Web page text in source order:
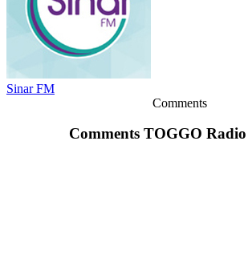
Sinar FM
Comments
Comments TOGGO